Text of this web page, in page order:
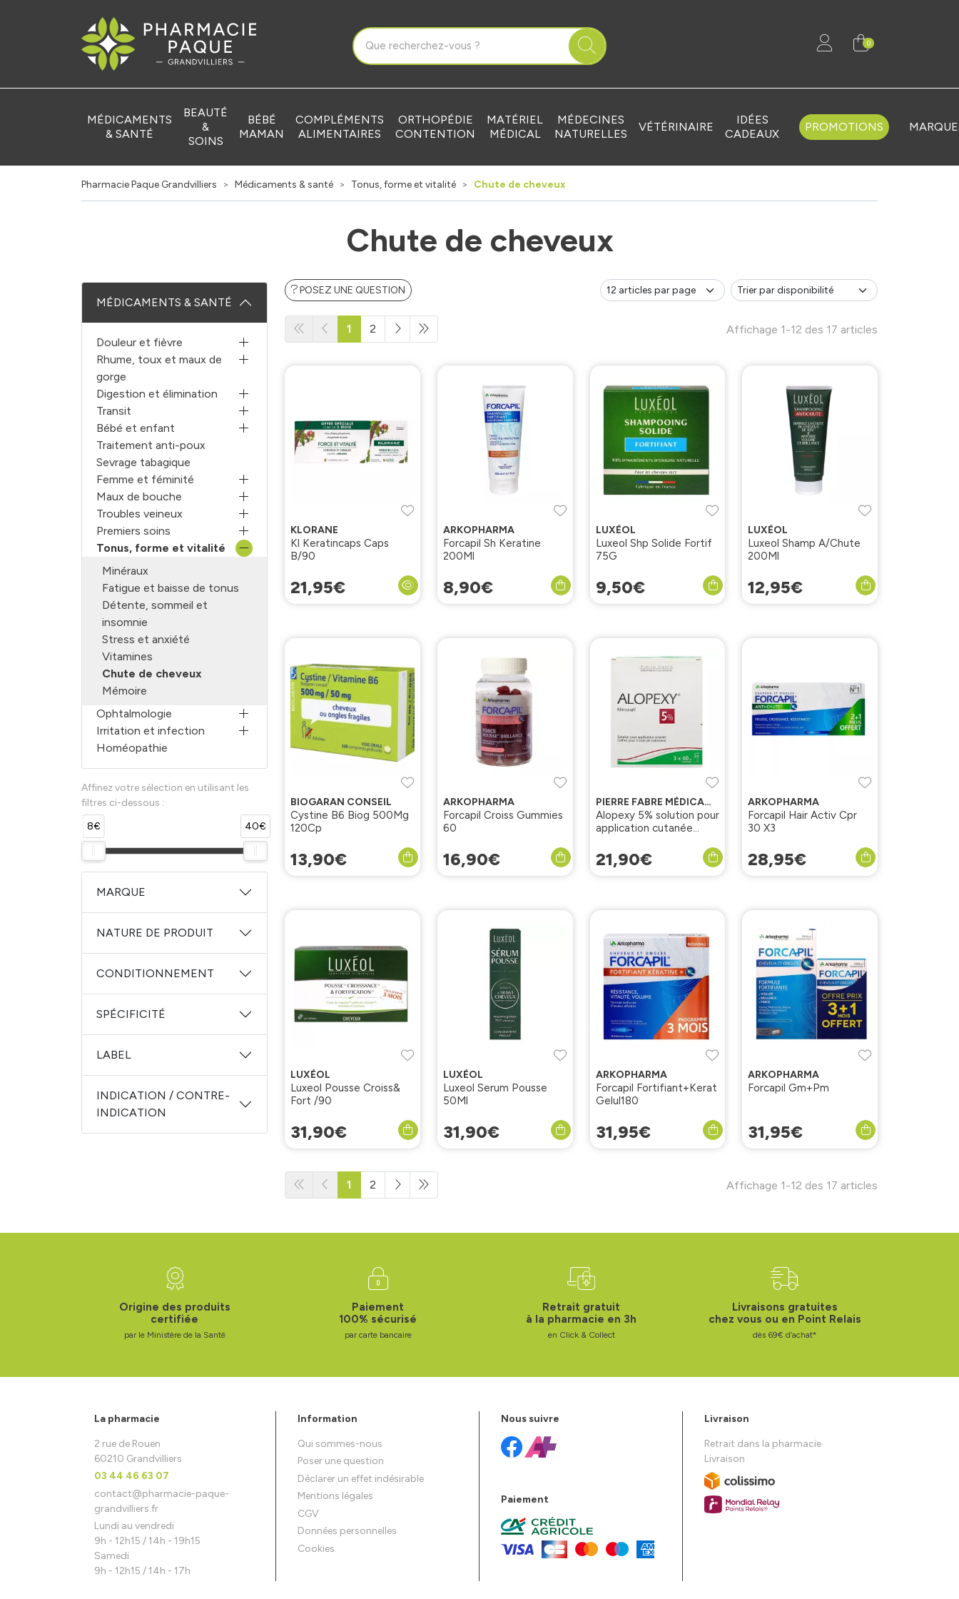
Pharmacie Paque Grandvilliers Votre pharmacie en ligne à votre service
0
MÉDICAMENTS
& SANTÉ
BEAUTÉ
&
SOINS
BÉBÉ
MAMAN
COMPLÉMENTS
ALIMENTAIRES
ORTHOPÉDIE
CONTENTION
MATÉRIEL
MÉDICAL
MÉDECINES
NATURELLES
VÉTÉRINAIRE
IDÉES
CADEAUX
PROMOTIONS
Pharmacie Paque Grandvilliers Médicaments & santé Tonus, forme et vitalité Chute de cheveux
Chute de cheveux
POSEZ UNE QUESTION
Affichage 1-12 des 17 articles
1 2
KLORANE
Kl Keratincaps Caps
B/90
21,95€
ARKOPHARMA
Forcapil Sh Keratine
200Ml
8,90€
LUXÉOL
Luxeol Shp Solide Fortif
75G
9,50€
LUXÉOL
Luxeol Shamp A/Chute
200Ml
12,95€
BIOGARAN CONSEIL
Cystine B6 Biog 500Mg
120Cp
13,90€
ARKOPHARMA
Forcapil Croiss Gummies
60
16,90€
PIERRE FABRE MÉDICAMENT
Alopexy 5% solution pour
application cutanée
21,90€
ARKOPHARMA
Forcapil Hair Activ Cpr
30 X3
28,95€
LUXÉOL
Luxeol Pousse Croiss&
Fort /90
31,90€
LUXÉOL
Luxeol Serum Pousse
50Ml
31,90€
ARKOPHARMA
Forcapil Fortifiant+Kerat
Gelul180
31,95€
ARKOPHARMA
Forcapil Gm+Pm
31,95€
Affichage 1-12 des 17 articles
1 2
MÉDICAMENTS & SANTÉ
Douleur et fièvre
Rhume, toux et maux de
gorge
Digestion et élimination
Transit
Bébé et enfant
Traitement anti-poux
Sevrage tabagique
Femme et féminité
Maux de bouche
Troubles veineux
Premiers soins
Tonus, forme et vitalité
Minéraux
Fatigue et baisse de tonus
Détente, sommeil et
insomnie
Stress et anxiété
Vitamines
Chute de cheveux
Mémoire
Ophtalmologie
Irritation et infection
Homéopathie
Affinez votre sélection en utilisant les
filtres ci-dessous :
8€
40€
MARQUE
NATURE DE PRODUIT
CONDITIONNEMENT
SPÉCIFICITÉ
LABEL
INDICATION / CONTRE-
INDICATION
Origine des produits
certifiée
par le Ministère de la Santé
Paiement
100% sécurisé
par carte bancaire
Retrait gratuit
à la pharmacie en 3h
en Click & Collect
Livraisons gratuites
chez vous ou en Point Relais
dès 69€ d’achat*
La pharmacie
2 rue de Rouen
60210 Grandvilliers
03 44 46 63 07
contact@pharmacie-paque-
grandvilliers.fr
Lundi au vendredi
9h - 12h15 / 14h - 19h15
Samedi
9h - 12h15 / 14h - 17h
Information
Qui sommes-nous
Poser une question
Déclarer un effet indésirable
Mentions légales
CGV
Données personnelles
Cookies
Nous suivre
Paiement
Livraison
Retrait dans la pharmacie
Livraison